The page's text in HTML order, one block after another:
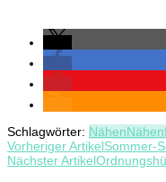
Schlagwörter: Nähen
Vorheriger ArtikelSommer-
Nächster Artikel